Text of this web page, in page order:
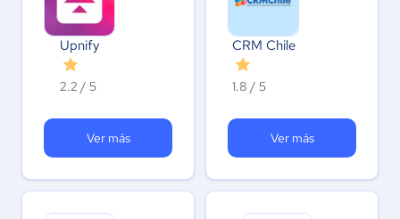
Upnify
2.2 / 5
Ver más
CRM Chile
1.8 / 5
Ver más